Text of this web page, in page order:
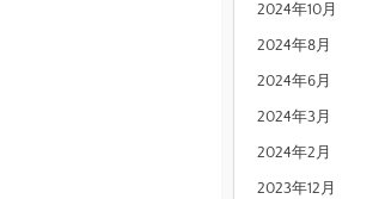
2024年10月
2024年8月
2024年6月
2024年3月
2024年2月
2023年12月